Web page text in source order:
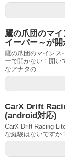
鷹の爪団のマ
イーパー～が
鷹の爪団のマインス
ーで開かない！開い
なアナタの...
CarX Drift
(android対応)
CarX Drift Racing
な経験はないですか